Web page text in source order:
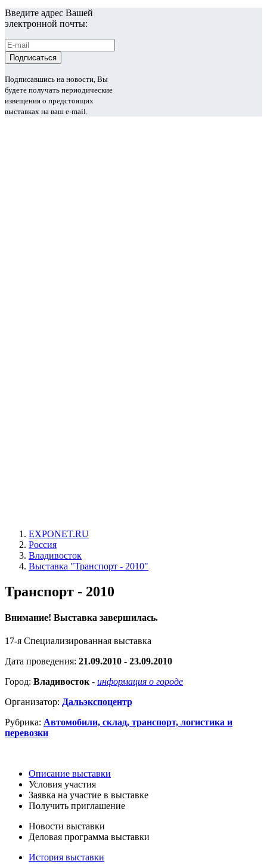
Введите адрес Вашей
электронной почты:
Подписавшись на новости, Вы
будете получать периодические
извещения о предстоящих
выставках на ваш e-mail.
EXPONET.RU
Россия
Владивосток
Выставка "Транспорт - 2010"
Транспорт - 2010
Внимание! Выставка завершилась.
17-я Специализированная выставка
Дата проведения: 21.09.2010 - 23.09.2010
Город: Владивосток - информация о городе
Организатор: Дальэкспоцентр
Рубрика: Автомобили, склад, транспорт, логистика и
перевозки
Описание выставки
Условия участия
Заявка на участие в выставке
Получить приглашение
Новости выставки
Деловая программа выставки
История выставки